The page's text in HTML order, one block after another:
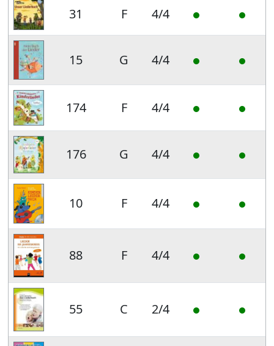
31 F 4/4
15 G 4/4
174 F 4/4
176 G 4/4
10 F 4/4
88 F 4/4
55 C 2/4